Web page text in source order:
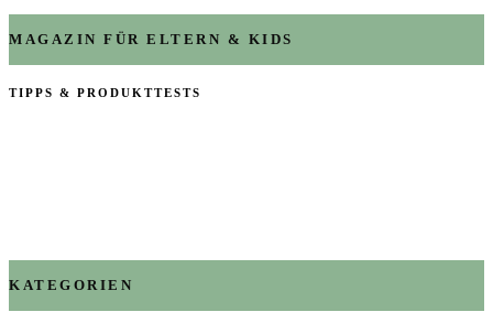
MAGAZIN FÜR ELTERN & KIDS
TIPPS & PRODUKTTESTS
KATEGORIEN